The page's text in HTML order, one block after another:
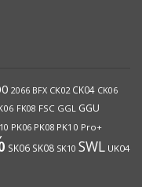
2066 BFX CK02 CK04 CK06
FK08 FSC GGL GGU
PK06 PK08 PK10 Pro+
SK06 SK08 SK10 SWL UK04